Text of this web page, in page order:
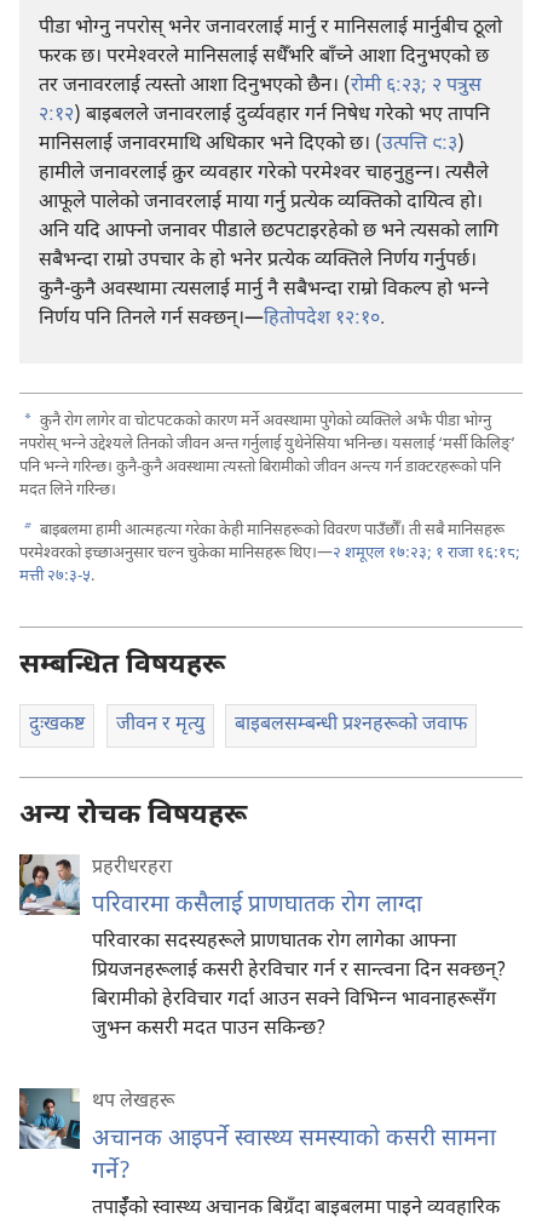
पीडा भोग्नु नपरोस्‌ भनेर जनावरलाई मार्नु र मानिसलाई मार्नुबीच ठूलो
फरक छ। परमेश्‍वरले मानिसलाई सधैँभरि बाँच्ने आशा दिनुभएको छ
तर जनावरलाई त्यस्तो आशा दिनुभएको छैन। (रोमी ६:२३; २ पत्रुस
२:१२) बाइबलले जनावरलाई दुर्व्यवहार गर्न निषेध गरेको भए तापनि
मानिसलाई जनावरमाथि अधिकार भने दिएको छ। (उत्पत्ति ९:३)
हामीले जनावरलाई क्रुर व्यवहार गरेको परमेश्‍वर चाहनुहुन्‍न। त्यसैले
आफूले पालेको जनावरलाई माया गर्नु प्रत्येक व्यक्‍तिको दायित्व हो।
अनि यदि आफ्नो जनावर पीडाले छटपटाइरहेको छ भने त्यसको लागि
सबैभन्दा राम्रो उपचार के हो भनेर प्रत्येक व्यक्‍तिले निर्णय गर्नुपर्छ।
कुनै-कुनै अवस्थामा त्यसलाई मार्नु नै सबैभन्दा राम्रो विकल्प हो भन्‍ने
निर्णय पनि तिनले गर्न सक्छन्‌।—हितोपदेश १२:१०.
a कुनै रोग लागेर वा चोटपटकको कारण मर्ने अवस्थामा पुगेको व्यक्‍तिले अझै पीडा भोग्नु
नपरोस्‌ भन्‍ने उद्देश्‍यले तिनको जीवन अन्त गर्नुलाई युथेनेसिया भनिन्छ। यसलाई ‘मर्सी किलिङ्‌’
पनि भन्‍ने गरिन्छ। कुनै-कुनै अवस्थामा त्यस्तो बिरामीको जीवन अन्त्य गर्न डाक्टरहरूको पनि
मदत लिने गरिन्छ।
b बाइबलमा हामी आत्महत्या गरेका केही मानिसहरूको विवरण पाउँछौँ। ती सबै मानिसहरू
परमेश्‍वरको इच्छाअनुसार चल्न चुकेका मानिसहरू थिए।—२ शमूएल १७:२३; १ राजा १६:१८;
मत्ती २७:३-५.
सम्बन्धित विषयहरू
दुःखकष्ट जीवन र मृत्यु बाइबलसम्बन्धी प्रश्‍नहरूको जवाफ
अन्य रोचक विषयहरू
प्रहरीधरहरा
परिवारमा कसैलाई प्राणघातक रोग लाग्दा
परिवारका सदस्यहरूले प्राणघातक रोग लागेका आफ्ना
प्रियजनहरूलाई कसरी हेरविचार गर्न र सान्त्वना दिन सक्छन्‌?
बिरामीको हेरविचार गर्दा आउन सक्ने विभिन्‍न भावनाहरूसँग
जुझ्न कसरी मदत पाउन सकिन्छ?
थप लेखहरू
अचानक आइपर्ने स्वास्थ्य समस्याको कसरी सामना
गर्ने?
तपाईँको स्वास्थ्य अचानक बिग्रँदा बाइबलमा पाइने व्यवहारिक